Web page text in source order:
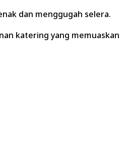
dan menggugah selera.
katering yang memuaskan